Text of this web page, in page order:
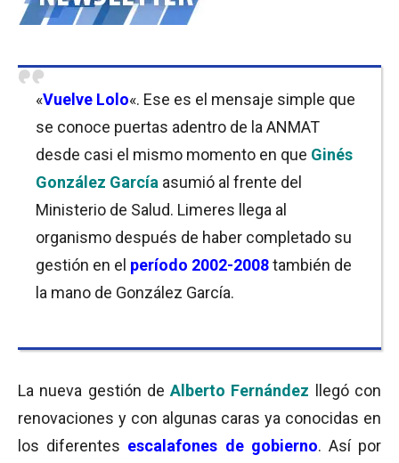
«Vuelve Lolo«. Ese es el mensaje simple que
se conoce puertas adentro de la ANMAT
desde casi el mismo momento en que Ginés
González García asumió al frente del
Ministerio de Salud. Limeres llega al
organismo después de haber completado su
gestión en el período 2002-2008también de
la mano de González García.
La nueva gestión deAlberto Fernández
llegó con
renovaciones y con algunas caras ya conocidas en
los diferentes escalafones de gobierno. Así por